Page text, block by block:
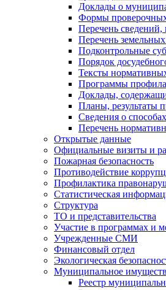
Доклады о
Формы
Перечень сведений,
Перечень
Подконтрольные
Порядок
Тексты
Программы
Доклады,
Планы, результаты
Сведения о
Перечень
Открытые данные
Официальные визиты и
Пожарная безопасность
Противодействие
Профилактика
Статистическая
Структура
ТО и представительства
Участие в программах и
Учрежденные СМИ
Финансовый отдел
Экологическая
Муниципальное
Реестр